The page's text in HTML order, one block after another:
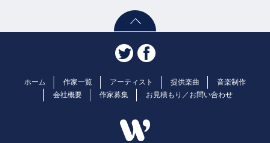
ホーム 作家一覧 アーティスト 提供楽曲
音楽制作
会社概要
作家募集 お見積もり／お問い合わせ